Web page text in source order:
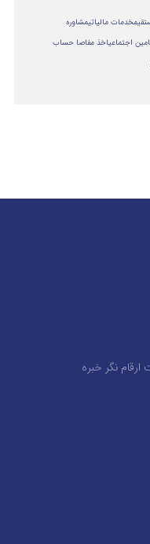
خدمات مالیاتیمشاوره
اجتماعیاخذ مفاصا حساب
نگر خبره